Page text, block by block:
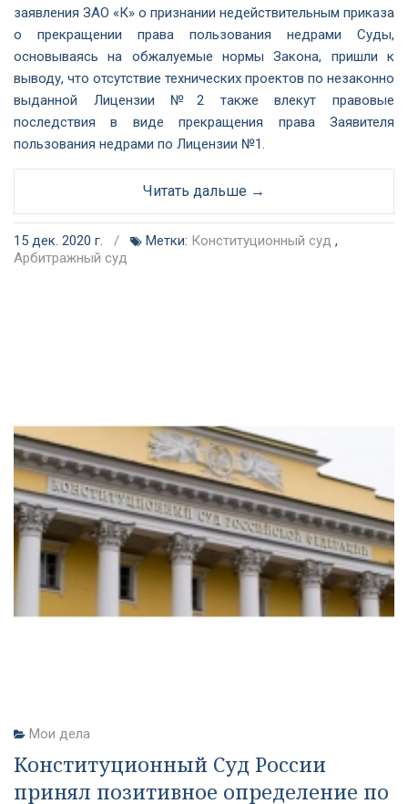
заявления ЗАО «К» о признании недействительным приказа
о прекращении права пользования недрами Суды,
основываясь на обжалуемые нормы Закона, пришли к
выводу, что отсутствие технических проектов по незаконно
выданной Лицензии №2 также влекут правовые
последствия в виде прекращения права Заявителя
пользования недрами по Лицензии №1.
Читать дальше →
15 дек. 2020 г. / Метки: Конституционный суд ,
Арбитражный суд
Мои дела
Конституционный Суд России
принял позитивное определение по